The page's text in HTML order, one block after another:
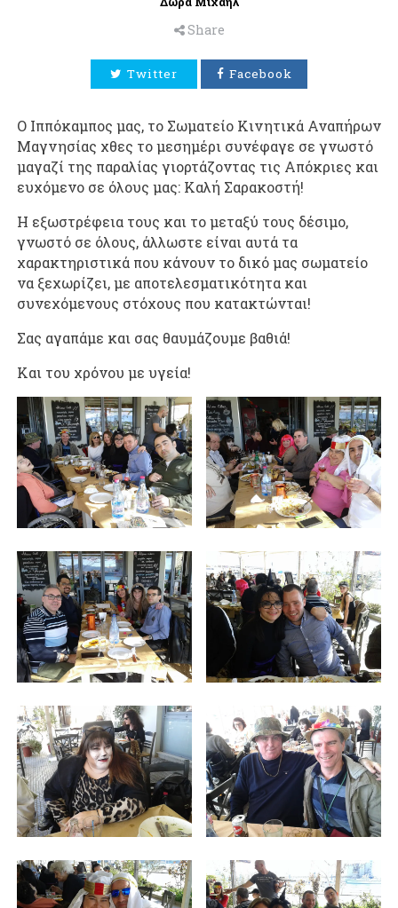
Share
Twitter Facebook
Ο Ιππόκαμπος μας, το Σωματείο Κινητικά Αναπήρων
Μαγνησίας χθες το μεσημέρι συνέφαγε σε γνωστό
μαγαζί της παραλίας γιορτάζοντας τις Απόκριες και
ευχόμενο σε όλους μας: Καλή Σαρακοστή!
Η εξωστρέφεια τους και το μεταξύ τους δέσιμο,
γνωστό σε όλους, άλλωστε είναι αυτά τα
χαρακτηριστικά που κάνουν το δικό μας σωματείο
να ξεχωρίζει, με αποτελεσματικότητα και
συνεχόμενους στόχους που κατακτώνται!
Σας αγαπάμε και σας θαυμάζουμε βαθιά!
Και του χρόνου με υγεία!